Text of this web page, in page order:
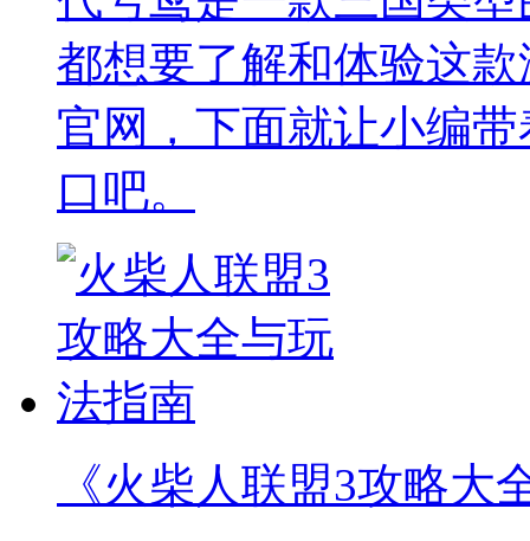
都想要了解和体验这
官网，下面就让小编
口吧。
《火柴人联盟3攻略大